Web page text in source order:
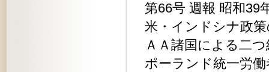
第66号 週報 昭和39
米・インドシナ政
ＡＡ諸国による二
ポーランド統一労